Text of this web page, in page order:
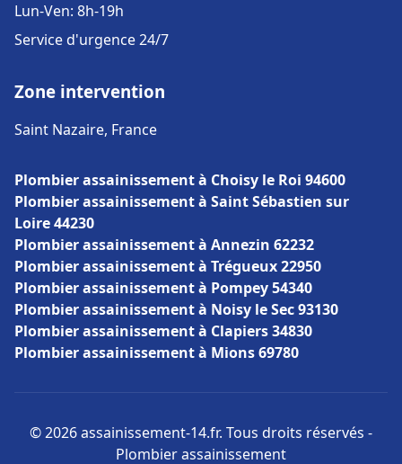
Lun-Ven: 8h-19h
Service d'urgence 24/7
Zone intervention
Saint Nazaire, France
Plombier assainissement à Choisy le Roi 94600
Plombier assainissement à Saint Sébastien sur
Loire 44230
Plombier assainissement à Annezin 62232
Plombier assainissement à Trégueux 22950
Plombier assainissement à Pompey 54340
Plombier assainissement à Noisy le Sec 93130
Plombier assainissement à Clapiers 34830
Plombier assainissement à Mions 69780
© 2026 assainissement-14.fr. Tous droits réservés -
Plombier assainissement